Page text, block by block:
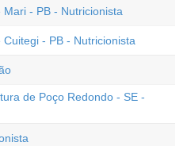
- PB - Nutricionista
- PB - Nutricionista
de Poço Redondo - SE -